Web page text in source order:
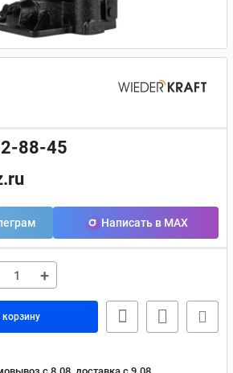
88-45
Написать в MAX
+